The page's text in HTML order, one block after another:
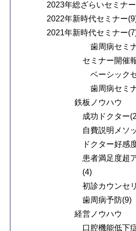
2023年総ざらいセミナ
2022年新時代セミナー
2021年新時代セミナー
歯周病セミ
セミナー開催
ベーシック
歯周病セミ
鉄板ノウハウ
成功ドクター
自費説明メソ
ドクター好感
患者満足度超
(4)
初診カウンセ
歯周病予防(9)
経営ノウハウ
口腔機能低下